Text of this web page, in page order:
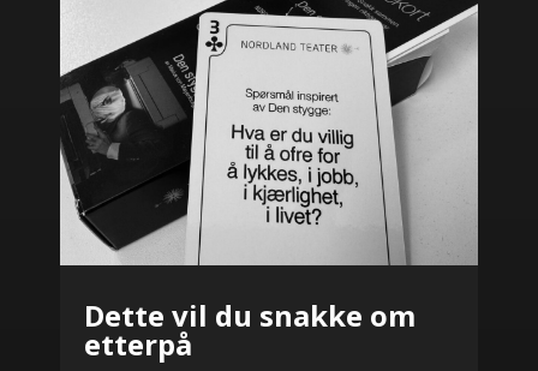
Dette vil du snakke om
etterpå